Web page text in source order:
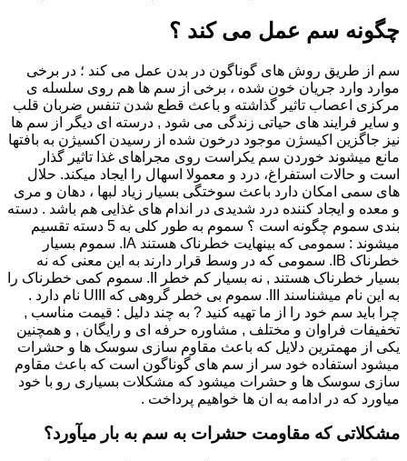
چگونه سم عمل می کند ؟
سم از طریق روش های گوناگون در بدن عمل می کند ؛ در برخی
موارد وارد جریان خون شده ، برخی از سم ها هم روی سلسله ی
مرکزی اعصاب تاثیر گذاشته و باعث قطع شدن تنفس ضربان قلب
و سایر فرایند های حیاتی زندگی می شود , درسته ای دیگر از سم ها
نیز جاگزین اکیسژن موجود درخون شده از رسیدن اکسیژن به بافتها
مانع میشوند خوردن سم یکراست روی مجراهای غذا تاثیر گذار
است و حالات استفراغ، درد و معمولا اسهال را ایجاد میکند. حلال
های سمی امکان دارد باعث سوختگی بسیار زیاد لبها ، دهان و مری
و معده و ایجاد کننده درد شدیدی در اندام های غذایی هم باشد . دسته
بندی سموم چگونه است ؟ سموم به طور کلی به 5 دسته تقسیم
میشوند : سمومی که بینهایت خطرناک هستند IA. سموم بسیار
خطرناک IB. سمومی که در وسط قرار دارند به این معنی که نه
بسیار خطرناک هستند , نه بسیار کم خطر II. سموم کمی خطرناک را
به این نام میشناسند III. سموم بی خطر گروهی که UIII نام دارد .
چرا باید سم خود را از ما تهیه کنید ? به چند دلیل : قیمت مناسب ,
تخفیفات فراوان و مختلف , مشاوره حرفه ای و رایگان , و همچنین
یکی از مهمترین دلایل که باعث مقاوم سازی سوسک ها و حشرات
میشود استفاده خود سر از سم های گوناگون است که باعث مقاوم
سازی سوسک ها و حشرات میشود که مشکلات بسیاری رو با خود
میاورد که در ادامه به ان ها خواهیم پرداخت .
مشکلاتی که مقاومت حشرات به سم به بار میآورد؟